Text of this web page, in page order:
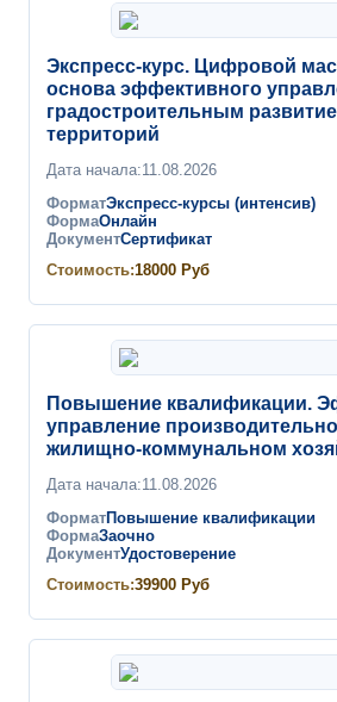
Экспресс-курс. Цифровой
основа эффективного
градостроительным
территорий
Дата начала:11.08.2026
ФорматЭкспресс-курсы (интенсив)
ФормаОнлайн
ДокументСертификат
Стоимость:18000 Руб
Повышение квалификации.
управление
жилищно-коммунальном
Дата начала:11.08.2026
ФорматПовышение квалификации
ФормаЗаочно
ДокументУдостоверение
Стоимость:39900 Руб